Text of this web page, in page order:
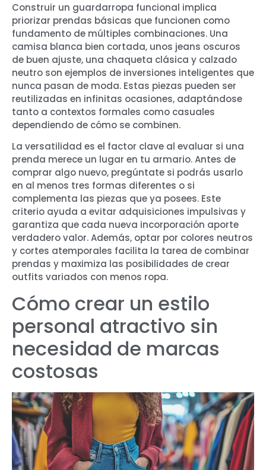
Construir un guardarropa funcional implica
priorizar prendas básicas que funcionen como
fundamento de múltiples combinaciones. Una
camisa blanca bien cortada, unos jeans oscuros
de buen ajuste, una chaqueta clásica y calzado
neutro son ejemplos de inversiones inteligentes que
nunca pasan de moda. Estas piezas pueden ser
reutilizadas en infinitas ocasiones, adaptándose
tanto a contextos formales como casuales
dependiendo de cómo se combinen.
La versatilidad es el factor clave al evaluar si una
prenda merece un lugar en tu armario. Antes de
comprar algo nuevo, pregúntate si podrás usarlo
en al menos tres formas diferentes o si
complementa las piezas que ya posees. Este
criterio ayuda a evitar adquisiciones impulsivas y
garantiza que cada nueva incorporación aporte
verdadero valor. Además, optar por colores neutros
y cortes atemporales facilita la tarea de combinar
prendas y maximiza las posibilidades de crear
outfits variados con menos ropa.
Cómo crear un estilo
personal atractivo sin
necesidad de marcas
costosas